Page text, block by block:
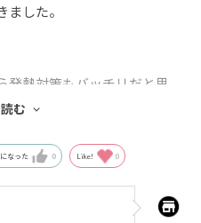
した。
熱対策もバッチリだと思
て良いデザインです。
フライトシュミレータ
む
なった 0 Like! 0